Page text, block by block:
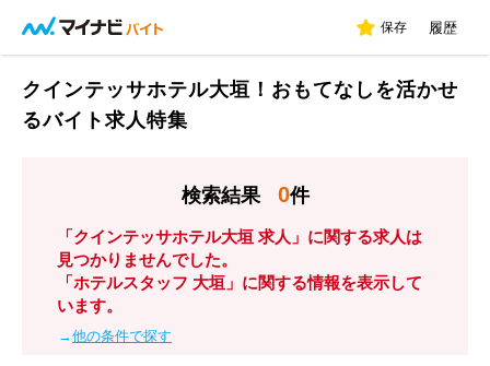
保存 履歴
クインテッサホテル大垣！おもてなしを活かせ
るバイト求人特集
検索結果 0件
「クインテッサホテル大垣 求人」に関する求人は
見つかりませんでした。
「ホテルスタッフ 大垣」に関する情報を表示して
います。
→他の条件で探す